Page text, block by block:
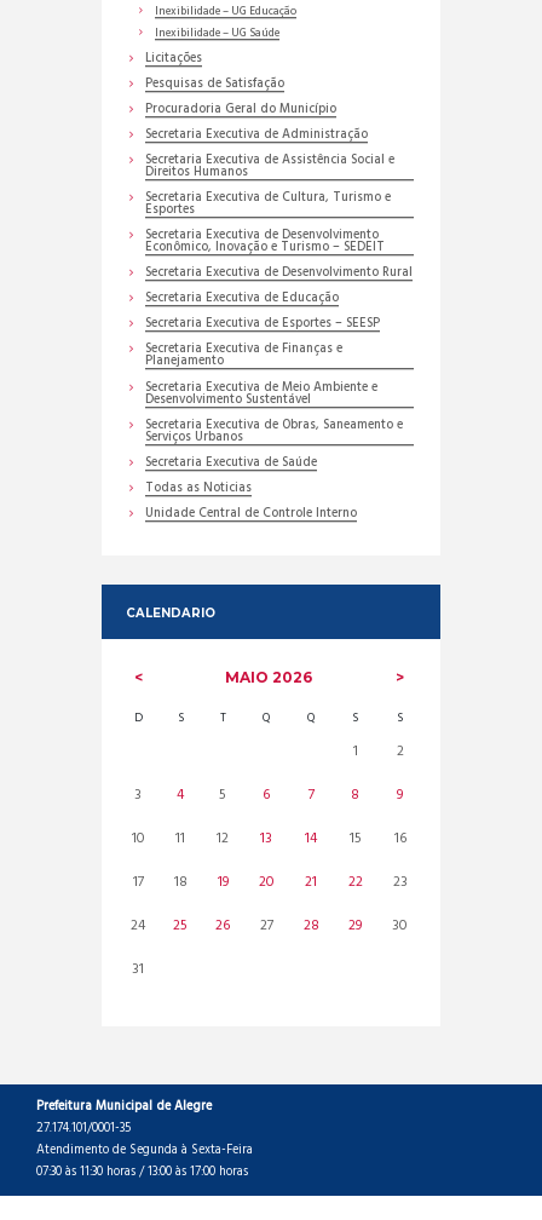
Inexibilidade – UG Educação
Inexibilidade – UG Saúde
Licitações
Pesquisas de Satisfação
Procuradoria Geral do Município
Secretaria Executiva de Administração
Secretaria Executiva de Assistência Social e
Direitos Humanos
Secretaria Executiva de Cultura, Turismo e
Esportes
Secretaria Executiva de Desenvolvimento
Econômico, Inovação e Turismo – SEDEIT
Secretaria Executiva de Desenvolvimento Rural
Secretaria Executiva de Educação
Secretaria Executiva de Esportes – SEESP
Secretaria Executiva de Finanças e
Planejamento
Secretaria Executiva de Meio Ambiente e
Desenvolvimento Sustentável
Secretaria Executiva de Obras, Saneamento e
Serviços Urbanos
Secretaria Executiva de Saúde
Todas as Noticias
Unidade Central de Controle Interno
CALENDARIO
MAIO 2026
D S T Q Q S S
1
2
3
4 5 6 7 8
9
10
11 12 13 14 15
16
17
18 19 20 21 22
23
24
25 26 27 28 29
30
31
Prefeitura Municipal de Alegre
27.174.101/0001-35
Atendimento de Segunda à Sexta-Feira
07:30 às 11:30 horas / 13:00 às 17:00 horas